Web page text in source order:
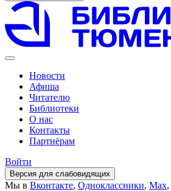
Новости
Афиша
Читателю
Библиотеки
О нас
Контакты
Партнёрам
Войти
Версия для слабовидящих
Мы в Вконтакте, Одноклассники, Max,